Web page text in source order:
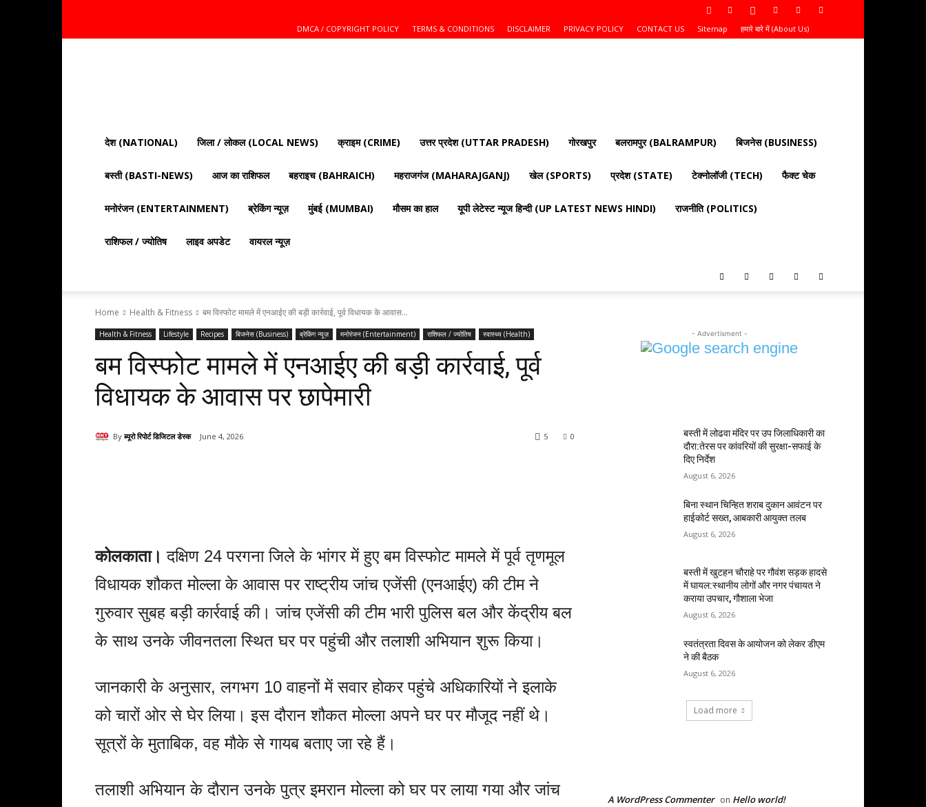
DMCA / COPYRIGHT POLICY TERMS & CONDITIONS DISCLAIMER PRIVACY POLICY CONTACT US Sitemap हमारे बारे में (About Us)
की
ताज़ा
राजनीति,
और
दुनिया
की
देश (NATIONAL) जिला / लोकल (LOCAL NEWS) क्राइम (CRIME) उत्तर प्रदेश (UTTAR PRADESH) गोरखपुर बलरामपुर (BALRAMPUR) बिजनेस (BUSINESS)
बस्ती (BASTI-NEWS) आज का राशिफल बहराइच (BAHRAICH) महराजगंज (MAHARAJGANJ) खेल (SPORTS) प्रदेश (STATE) टेक्नोलॉजी (TECH) फैक्ट चेक
मनोरंजन (ENTERTAINMENT) ब्रेकिंग न्यूज़ मुंबई (MUMBAI) मौसम का हाल यूपी लेटेस्ट न्यूज हिन्दी (UP LATEST NEWS HINDI) राजनीति (POLITICS)
राशिफल / ज्योतिष लाइव अपडेट वायरल न्यूज़
Home Health & Fitness बम विस्फोट मामले में एनआईए की बड़ी कार्रवाई, पूर्व विधायक के आवास...
Health & Fitness Lifestyle Recipes बिजनेस (Business) ब्रेकिंग न्यूज़ मनोरंजन (Entertainment) राशिफल / ज्योतिष स्वास्थ्य (Health)
बम विस्फोट मामले में एनआईए की बड़ी कार्रवाई, पूर्व
विधायक के आवास पर छापेमारी
By ब्यूरो रिपोर्ट डिजिटल डेस्क June 4, 2026 0
5
कोलकाता। दक्षिण 24 परगना जिले के भांगर में हुए बम विस्फोट मामले में पूर्व तृणमूल
विधायक शौकत मोल्ला के आवास पर राष्ट्रीय जांच एजेंसी (एनआईए) की टीम ने
गुरुवार सुबह बड़ी कार्रवाई की। जांच एजेंसी की टीम भारी पुलिस बल और केंद्रीय बल
के साथ उनके जीवनतला स्थित घर पर पहुंची और तलाशी अभियान शुरू किया।
जानकारी के अनुसार, लगभग 10 वाहनों में सवार होकर पहुंचे अधिकारियों ने इलाके
को चारों ओर से घेर लिया। इस दौरान शौकत मोल्ला अपने घर पर मौजूद नहीं थे।
सूत्रों के मुताबिक, वह मौके से गायब बताए जा रहे हैं।
तलाशी अभियान के दौरान उनके पुत्र इमरान मोल्ला को घर पर लाया गया और जांच
- Advertisment -
बस्ती में लोढवा मंदिर पर उप जिलाधिकारी का
दौरा:तेरस पर कांवरियों की सुरक्षा-सफाई के
दिए निर्देश
August 6, 2026
बिना स्थान चिन्हित शराब दुकान आवंटन पर
हाईकोर्ट सख्त, आबकारी आयुक्त तलब
August 6, 2026
बस्ती में खुटहन चौराहे पर गौवंश सड़क हादसे
में घायल:स्थानीय लोगों और नगर पंचायत ने
कराया उपचार, गौशाला भेजा
August 6, 2026
स्वतंत्रता दिवस के आयोजन को लेकर डीएम
ने की बैठक
August 6, 2026
Load more
A WordPress Commenter on Hello world!